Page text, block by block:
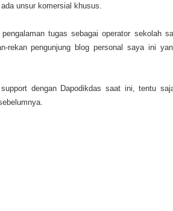
unsur komersial khusus.
tugas sebagai operator sekolah
rekan pengunjung blog personal saya ini
dengan Dapodikdas saat ini, tentu